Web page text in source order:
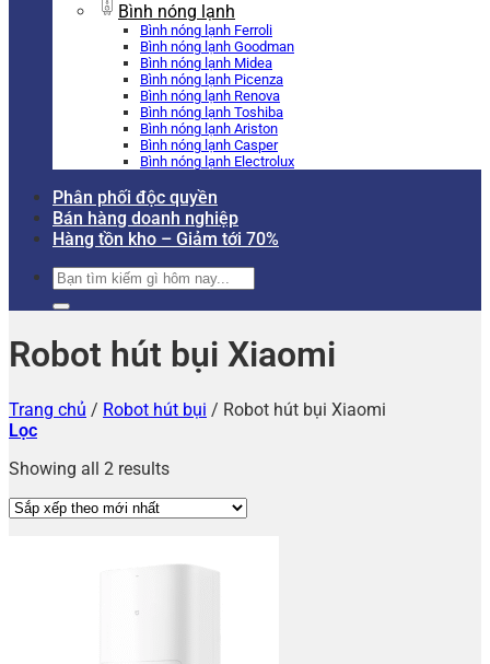
Bình nóng lạnh
Bình nóng lạnh Ferroli
Bình nóng lạnh Goodman
Bình nóng lạnh Midea
Bình nóng lạnh Picenza
Bình nóng lạnh Renova
Bình nóng lạnh Toshiba
Bình nóng lạnh Ariston
Bình nóng lạnh Casper
Bình nóng lạnh Electrolux
Phân phối độc quyền
Bán hàng doanh nghiệp
Hàng tồn kho – Giảm tới 70%
Tìm
kiếm:
Robot hút bụi Xiaomi
Trang chủ / Robot hút bụi / Robot hút bụi Xiaomi
Lọc
Showing all 2 results